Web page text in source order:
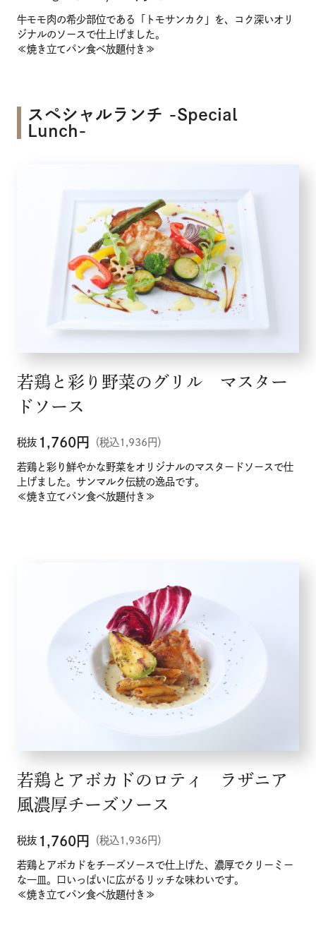
牛モモ肉の希少部位である「トモサンカク」を、コク深いオリ
ジナルのソースで仕上げました。
≪焼き立てパン食べ放題付き≫
スペシャルランチ -Special
Lunch-
若鶏と彩り野菜のグリル マスター
ドソース
税抜 1,760円 （税込1,936円）
若鶏と彩り鮮やかな野菜をオリジナルのマスタードソースで仕
上げました。サンマルク伝統の逸品です。
≪焼き立てパン食べ放題付き≫
若鶏とアボカドのロティ ラザニア
風濃厚チーズソース
税抜 1,760円 （税込1,936円）
若鶏とアボカドをチーズソースで仕上げた、濃厚でクリーミー
な一皿。口いっぱいに広がるリッチな味わいです。
≪焼き立てパン食べ放題付き≫